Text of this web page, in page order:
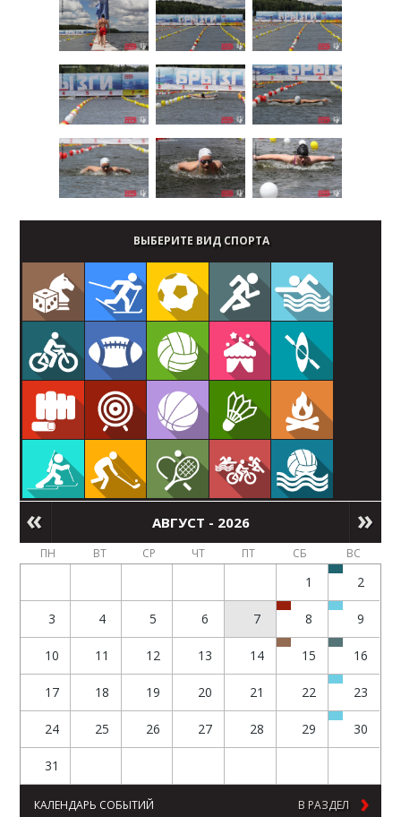
ВЫБЕРИТЕ ВИД СПОРТА
АВГУСТ - 2026
ПН ВТ СР ЧТ ПТ СБ ВС
1 2
3 4 5 6 7 8 9
10 11 12 13 14 15 16
17 18 19 20 21 22 23
24 25 26 27 28 29 30
31
КАЛЕНДАРЬ СОБЫТИЙ В РАЗДЕЛ